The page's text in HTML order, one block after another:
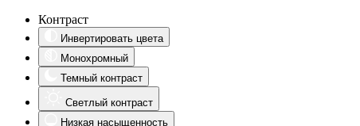
Контраст
Инвертировать цвета
Монохромный
Темный контраст
Светлый контраст
Низкая насыщенность